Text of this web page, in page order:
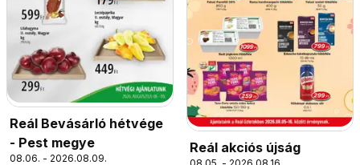
Reál Bevásárló hétvége
- Pest megye
08.06. - 2026.08.09.
Reál akciós újság